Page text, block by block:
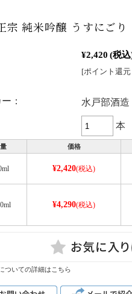
器
宗 純米吟醸 うすにごり
¥2,420 (税
[ポイント還
：
水戸部酒造
本
価格
¥2,420(税込)
¥4,290(税込)
ついての詳細はこちら